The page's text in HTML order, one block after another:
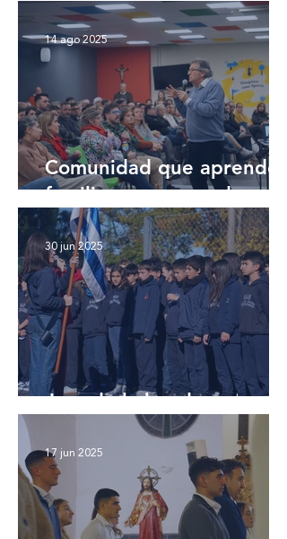
Comunidad que aprende,
familias que aprenden ✏️
14 ago 2025
Jura de la bandera ☀️
30 jun 2025
17 jun 2025